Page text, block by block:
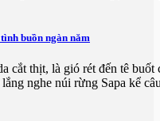
buồn ngàn năm
cắt thịt, là gió rét đến tê
nghe núi rừng Sapa kể